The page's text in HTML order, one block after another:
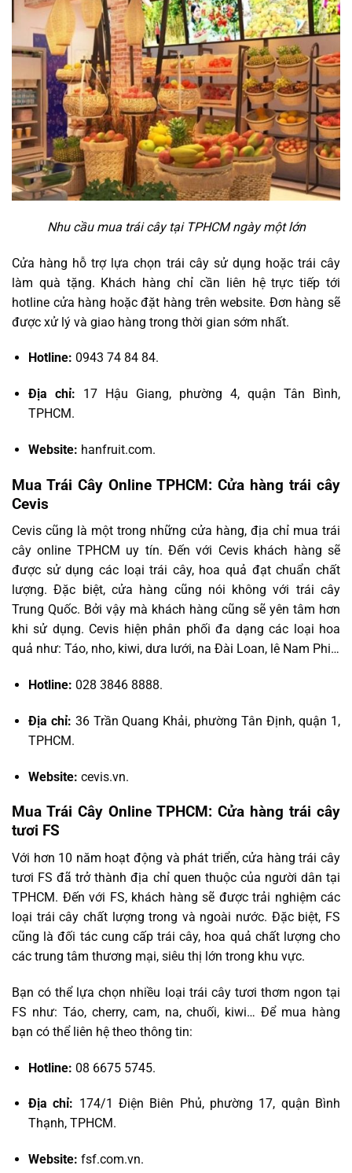
Nhu cầu mua trái cây tại TPHCM ngày một lớn
Cửa hàng hỗ trợ lựa chọn trái cây sử dụng hoặc trái cây
làm quà tặng. Khách hàng chỉ cần liên hệ trực tiếp tới
hotline cửa hàng hoặc đặt hàng trên website. Đơn hàng sẽ
được xử lý và giao hàng trong thời gian sớm nhất.
Hotline: 0943 74 84 84.
Địa chỉ: 17 Hậu Giang, phường 4, quận Tân Bình,
TPHCM.
Website: hanfruit.com.
Mua Trái Cây Online TPHCM: Cửa hàng trái cây
Cevis
Cevis cũng là một trong những cửa hàng, địa chỉ mua trái
cây online TPHCM uy tín. Đến với Cevis khách hàng sẽ
được sử dụng các loại trái cây, hoa quả đạt chuẩn chất
lượng. Đặc biệt, cửa hàng cũng nói không với trái cây
Trung Quốc. Bởi vậy mà khách hàng cũng sẽ yên tâm hơn
khi sử dụng. Cevis hiện phân phối đa dạng các loại hoa
quả như: Táo, nho, kiwi, dưa lưới, na Đài Loan, lê Nam Phi…
Hotline: 028 3846 8888.
Địa chỉ: 36 Trần Quang Khải, phường Tân Định, quận 1,
TPHCM.
Website: cevis.vn.
Mua Trái Cây Online TPHCM: Cửa hàng trái cây
tươi FS
Với hơn 10 năm hoạt động và phát triển, cửa hàng trái cây
tươi FS đã trở thành địa chỉ quen thuộc của người dân tại
TPHCM. Đến với FS, khách hàng sẽ được trải nghiệm các
loại trái cây chất lượng trong và ngoài nước. Đặc biệt, FS
cũng là đối tác cung cấp trái cây, hoa quả chất lượng cho
các trung tâm thương mại, siêu thị lớn trong khu vực.
Bạn có thể lựa chọn nhiều loại trái cây tươi thơm ngon tại
FS như: Táo, cherry, cam, na, chuối, kiwi… Để mua hàng
bạn có thể liên hệ theo thông tin:
Hotline: 08 6675 5745.
Địa chỉ: 174/1 Điện Biên Phủ, phường 17, quận Bình
Thạnh, TPHCM.
Website: fsf.com.vn.